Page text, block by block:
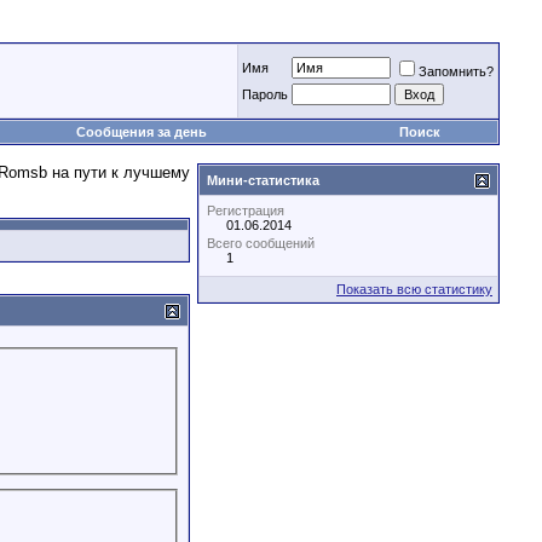
Имя
Запомнить?
Пароль
Сообщения за день Поиск
Мини-статистика
Регистрация
01.06.2014
Всего сообщений
1
Показать всю статистику